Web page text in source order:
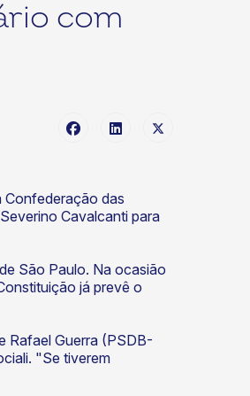
com
Confederação das
Cavalcanti para
São Paulo. Na ocasião
já prevê o
Rafael Guerra (PSDB-
"Se tiverem